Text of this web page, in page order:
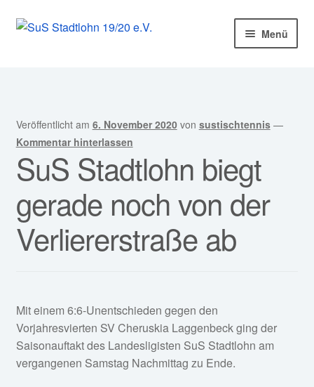
Zur
Zum
Menü
Unser Verein
Abteilungen
Kurse
Sponsoren
Fan-Shop
Veröffentlicht am 6. November 2020 von sustischtennis —
Kommentar hinterlassen
SuS Stadtlohn biegt
gerade noch von der
Verliererstraße ab
Mit einem 6:6-Unentschieden gegen den
Vorjahresvierten SV Cheruskia Laggenbeck ging der
Saisonauftakt des Landesligisten SuS Stadtlohn am
vergangenen Samstag Nachmittag zu Ende.